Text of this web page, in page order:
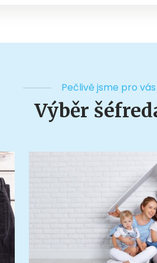
Pečlivě jsme pro
Výběr